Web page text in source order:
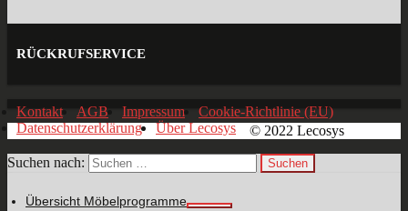
RÜCKRUFSERVICE
Kontakt AGB Impressum
Cookie-Richtlinie (EU)
Datenschutzerklärung
Über Lecosys © 2022 Lecosys
Suchen nach:
Übersicht Möbelprogramme